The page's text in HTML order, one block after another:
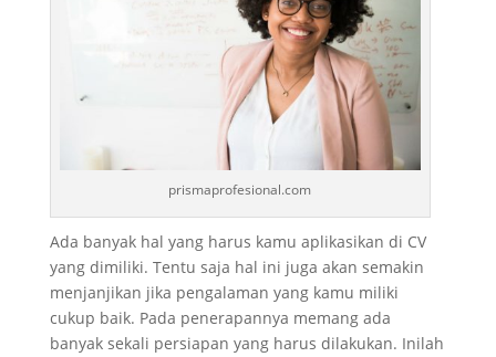
prismaprofesional.com
Ada banyak hal yang harus kamu aplikasikan di CV
yang dimiliki. Tentu saja hal ini juga akan semakin
menjanjikan jika pengalaman yang kamu miliki
cukup baik. Pada penerapannya memang ada
banyak sekali persiapan yang harus dilakukan. Inilah